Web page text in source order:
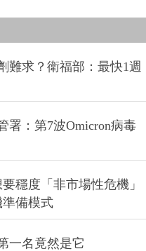
難求？衛福部：最快1週
署：第7波Omicron病毒
穩度「非市場性危機」
備模式
一名竟然是它